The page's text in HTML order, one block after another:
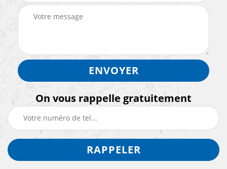
On vous rappelle gratuitement